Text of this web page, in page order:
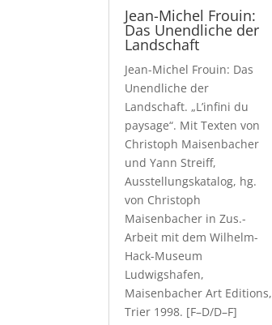
Jean-Michel Frouin:
Das Unendliche der
Landschaft
Jean-Michel Frouin: Das
Unendliche der
Landschaft. „L’infini du
paysage“. Mit Texten von
Christoph Maisenbacher
und Yann Streiff,
Ausstellungskatalog, hg.
von Christoph
Maisenbacher in Zus.-
Arbeit mit dem Wilhelm-
Hack-Museum
Ludwigshafen,
Maisenbacher Art Editions,
Trier 1998. [F–D/D–F]